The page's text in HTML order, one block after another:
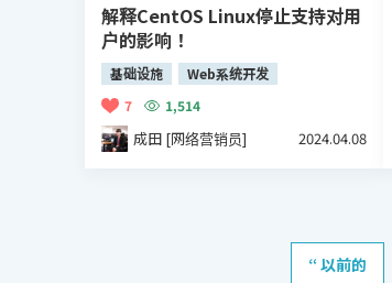
解释CentOS Linux停止支持对用
户的影响！
基础设施
Web系统开发
7
1,514
成田 [网络营销员] 2024.04.08
“ 以前的